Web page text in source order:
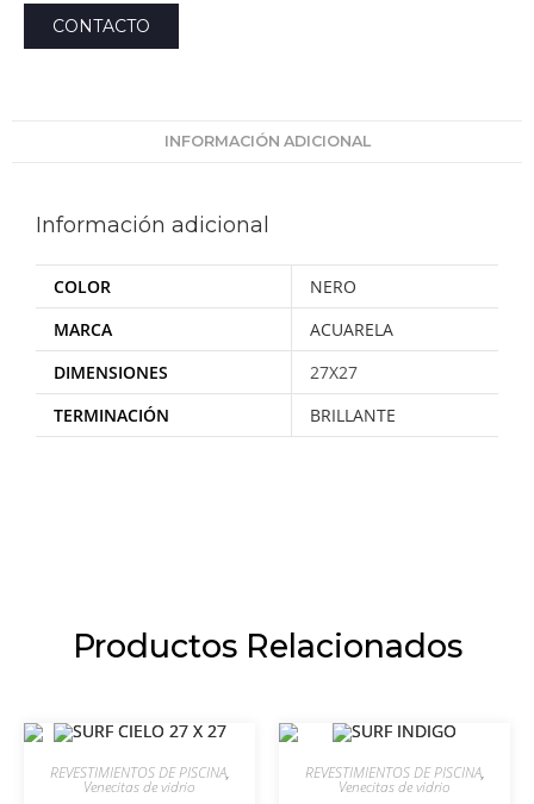
CONTACTO
INFORMACIÓN ADICIONAL
Información adicional
COLOR
NERO
MARCA
ACUARELA
DIMENSIONES
27X27
TERMINACIÓN
BRILLANTE
Productos Relacionados
REVESTIMIENTOS DE PISCINA,
Venecitas de vidrio
REVESTIMIENTOS DE PISCINA,
Venecitas de vidrio